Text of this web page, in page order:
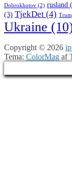
Dobrokhotov (2) rusland
(3) TjekDet (4)
Ukraine
Copyright © 2026
Tema: ColorMag af